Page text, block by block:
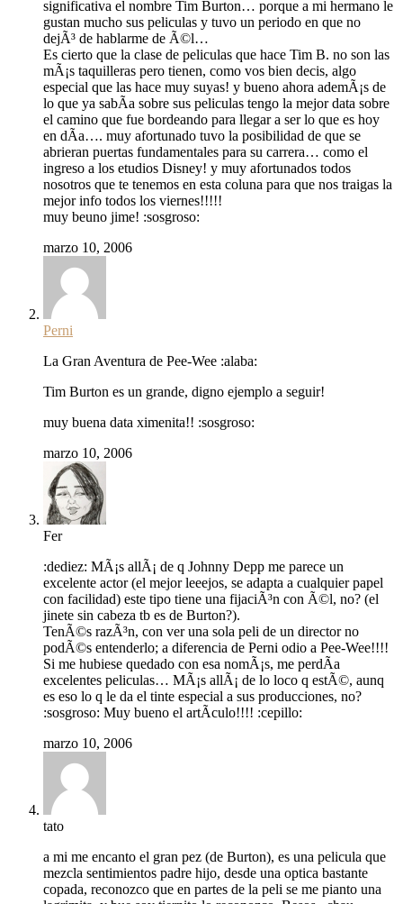
significativa el nombre Tim Burton… porque a mi hermano le
gustan mucho sus peliculas y tuvo un periodo en que no
dejÃ³ de hablarme de Ã©l…
Es cierto que la clase de peliculas que hace Tim B. no son las
mÃ¡s taquilleras pero tienen, como vos bien decis, algo
especial que las hace muy suyas! y bueno ahora ademÃ¡s de
lo que ya sabÃ­a sobre sus peliculas tengo la mejor data sobre
el camino que fue bordeando para llegar a ser lo que es hoy
en dÃ­a…. muy afortunado tuvo la posibilidad de que se
abrieran puertas fundamentales para su carrera… como el
ingreso a los etudios Disney! y muy afortunados todos
nosotros que te tenemos en esta coluna para que nos traigas la
mejor info todos los viernes!!!!!
muy beuno jime! :sosgroso:
marzo 10, 2006
Perni
La Gran Aventura de Pee-Wee :alaba:
Tim Burton es un grande, digno ejemplo a seguir!
muy buena data ximenita!! :sosgroso:
marzo 10, 2006
Fer
:dediez: MÃ¡s allÃ¡ de q Johnny Depp me parece un
excelente actor (el mejor leeejos, se adapta a cualquier papel
con facilidad) este tipo tiene una fijaciÃ³n con Ã©l, no? (el
jinete sin cabeza tb es de Burton?).
TenÃ©s razÃ³n, con ver una sola peli de un director no
podÃ©s entenderlo; a diferencia de Perni odio a Pee-Wee!!!!
Si me hubiese quedado con esa nomÃ¡s, me perdÃ­a
excelentes peliculas… MÃ¡s allÃ¡ de lo loco q estÃ©, aunq
es eso lo q le da el tinte especial a sus producciones, no?
:sosgroso: Muy bueno el artÃ­culo!!!! :cepillo:
marzo 10, 2006
tato
a mi me encanto el gran pez (de Burton), es una pelicula que
mezcla sentimientos padre hijo, desde una optica bastante
copada, reconozco que en partes de la peli se me pianto una